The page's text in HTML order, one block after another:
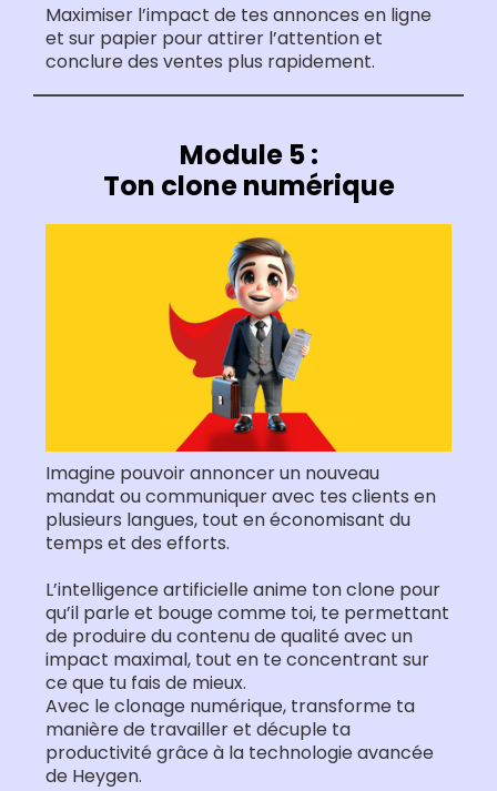
Maximiser l’impact de tes annonces en ligne
et sur papier pour attirer l’attention et
conclure des ventes plus rapidement.
Module 5 :
Ton clone numérique
Imagine pouvoir annoncer un nouveau
mandat ou communiquer avec tes clients en
plusieurs langues, tout en économisant du
temps et des efforts.
L’intelligence artificielle anime ton clone pour
qu’il parle et bouge comme toi, te permettant
de produire du contenu de qualité avec un
impact maximal, tout en te concentrant sur
ce que tu fais de mieux.
Avec le clonage numérique, transforme ta
manière de travailler et décuple ta
productivité grâce à la technologie avancée
de Heygen.